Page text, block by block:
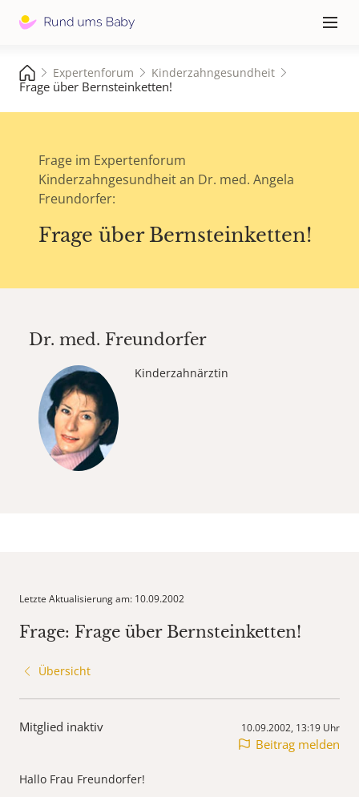
≡
Expertenforum Kinderzahngesundheit
Frage über Bernsteinketten!
Frage im Expertenforum
Kinderzahngesundheit an Dr. med. Angela
Freundorfer:
Frage über Bernsteinketten!
Dr. med. Freundorfer
Kinderzahnärztin
Letzte Aktualisierung am: 10.09.2002
Frage: Frage über Bernsteinketten!
Übersicht
Mitglied inaktiv 10.09.2002, 13:19 Uhr
Beitrag melden
Hallo Frau Freundorfer!